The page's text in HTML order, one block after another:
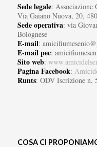
Sede legale: Associazione
Via Gaiano Nuova, 20,
Sede operativa: via
Bolognese
E-mail:
E-mail pec:
Sito web:
Pagina Facebook:
Runts: ODV Iscrizione n.
COSA CI